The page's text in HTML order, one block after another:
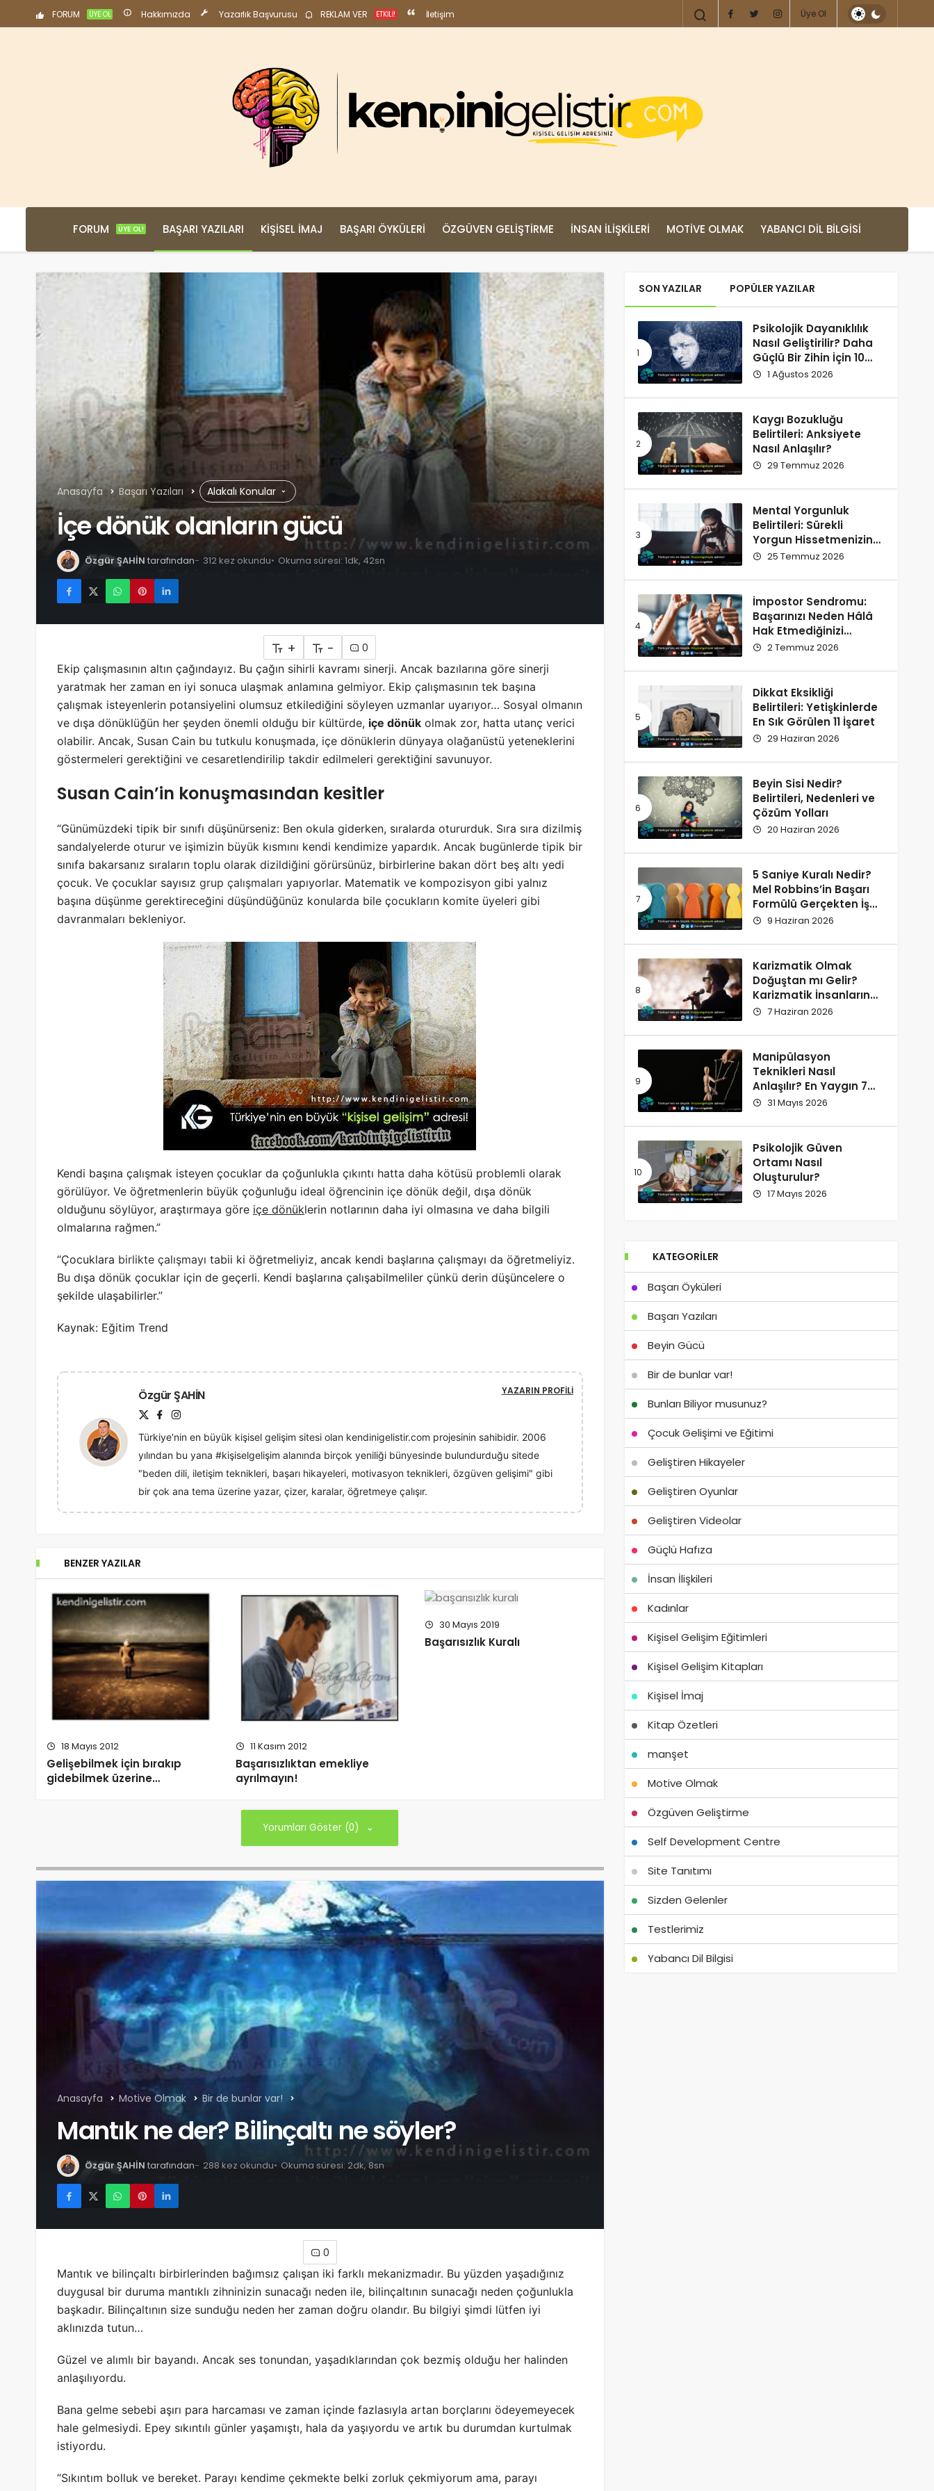
FORUM ÜYE OL Hakkımızda Yazarlık Başvurusu REKLAM VER ETKILI! İletişim Üye Ol
FORUM ÜYE OL! BAŞARI YAZILARI KIŞISEL İMAJ BAŞARI ÖYKÜLERI ÖZGÜVEN GELIŞTIRME İNSAN İLIŞKILERI MOTIVE OLMAK YABANCI DIL BILGISI
Anasayfa Başarı Yazıları Alakalı Konular
İçe dönük olanların gücü
Özgür ŞAHİN tarafından 312 kez okundu Okuma süresi: 1dk, 42sn
+ -
0
Ekip çalışmasının altın çağındayız. Bu çağın sihirli kavramı sinerji. Ancak bazılarına göre sinerji
yaratmak her zaman en iyi sonuca ulaşmak anlamına gelmiyor. Ekip çalışmasının tek başına
çalışmak isteyenlerin potansiyelini olumsuz etkilediğini söyleyen uzmanlar uyarıyor… Sosyal olmanın
ve dışa dönüklüğün her şeyden önemli olduğu bir kültürde, içe dönük olmak zor, hatta utanç verici
olabilir. Ancak, Susan Cain bu tutkulu konuşmada, içe dönüklerin dünyaya olağanüstü yeteneklerini
göstermeleri gerektiğini ve cesaretlendirilip takdir edilmeleri gerektiğini savunuyor.
Susan Cain’in konuşmasından kesitler
“Günümüzdeki tipik bir sınıfı düşünürseniz: Ben okula giderken, sıralarda otururduk. Sıra sıra dizilmiş
sandalyelerde oturur ve işimizin büyük kısmını kendi kendimize yapardık. Ancak bugünlerde tipik bir
sınıfa bakarsanız sıraların toplu olarak dizildiğini görürsünüz, birbirlerine bakan dört beş altı yedi
çocuk. Ve çocuklar sayısız grup çalışmaları yapıyorlar. Matematik ve kompozisyon gibi yalnız
başına düşünme gerektireceğini düşündüğünüz konularda bile çocukların komite üyeleri gibi
davranmaları bekleniyor.
Kendi başına çalışmak isteyen çocuklar da çoğunlukla çıkıntı hatta daha kötüsü problemli olarak
görülüyor. Ve öğretmenlerin büyük çoğunluğu ideal öğrencinin içe dönük değil, dışa dönük
olduğunu söylüyor, araştırmaya göre içe dönüklerin notlarının daha iyi olmasına ve daha bilgili
olmalarına rağmen.”
“Çocuklara birlikte çalışmayı tabii ki öğretmeliyiz, ancak kendi başlarına çalışmayı da öğretmeliyiz.
Bu dışa dönük çocuklar için de geçerli. Kendi başlarına çalışabilmeliler çünkü derin düşüncelere o
şekilde ulaşabilirler.”
Kaynak: Eğitim Trend
Özgür ŞAHİN
Türkiye'nin en büyük kişisel gelişim sitesi olan kendinigelistir.com projesinin sahibidir. 2006
yılından bu yana #kişiselgelişim alanında birçok yeniliği bünyesinde bulundurduğu sitede
"beden dili, iletişim teknikleri, başarı hikayeleri, motivasyon teknikleri, özgüven gelişimi" gibi
bir çok ana tema üzerine yazar, çizer, karalar, öğretmeye çalışır.
YAZARIN PROFILI
BENZER YAZILAR
18 Mayıs 2012
Gelişebilmek için bırakıp
gidebilmek üzerine…
11 Kasım 2012
Başarısızlıktan emekliye
ayrılmayın!
30 Mayıs 2019
Başarısızlık Kuralı
Yorumları Göster (0)
Anasayfa Motive Olmak Bir de bunlar var!
Mantık ne der? Bilinçaltı ne söyler?
Özgür ŞAHİN tarafından 288 kez okundu Okuma süresi: 2dk, 8sn
0
Mantık ve bilinçaltı birbirlerinden bağımsız çalışan iki farklı mekanizmadır. Bu yüzden yaşadığınız
duygusal bir duruma mantıklı zihninizin sunacağı neden ile, bilinçaltının sunacağı neden çoğunlukla
başkadır. Bilinçaltının size sunduğu neden her zaman doğru olandır. Bu bilgiyi şimdi lütfen iyi
aklınızda tutun…
Güzel ve alımlı bir bayandı. Ancak ses tonundan, yaşadıklarından çok bezmiş olduğu her halinden
anlaşılıyordu.
Bana gelme sebebi aşırı para harcaması ve zaman içinde fazlasıyla artan borçlarını ödeyemeyecek
hale gelmesiydi. Epey sıkıntılı günler yaşamıştı, hala da yaşıyordu ve artık bu durumdan kurtulmak
istiyordu.
“Sıkıntım bolluk ve bereket. Parayı kendime çekmekte belki zorluk çekmiyorum ama, parayı
SON YAZILAR POPÜLER YAZILAR
Psikolojik Dayanıklılık
Nasıl Geliştirilir? Daha
Güçlü Bir Zihin İçin 10
Alışkanlık
1 Ağustos 2026
Kaygı Bozukluğu
Belirtileri: Anksiyete
Nasıl Anlaşılır?
29 Temmuz 2026
Mental Yorgunluk
Belirtileri: Sürekli
Yorgun Hissetmenizin
12 Olası Nedeni
25 Temmuz 2026
İmpostor Sendromu:
Başarınızı Neden Hâlâ
Hak Etmediğinizi
Düşünüyorsunuz?
2 Temmuz 2026
Dikkat Eksikliği
Belirtileri: Yetişkinlerde
En Sık Görülen 11 İşaret
29 Haziran 2026
Beyin Sisi Nedir?
Belirtileri, Nedenleri ve
Çözüm Yolları
20 Haziran 2026
5 Saniye Kuralı Nedir?
Mel Robbins’in Başarı
Formülü Gerçekten İşe
Yarıyor
9 Haziran 2026
Karizmatik Olmak
Doğuştan mı Gelir?
Karizmatik İnsanların
Ortak Özellikleri
7 Haziran 2026
Manipülasyon
Teknikleri Nasıl
Anlaşılır? En Yaygın 7
İşaret
31 Mayıs 2026
Psikolojik Güven
Ortamı Nasıl
Oluşturulur?
17 Mayıs 2026
KATEGORILER
Başarı Öyküleri
Başarı Yazıları
Beyin Gücü
Bir de bunlar var!
Bunları Biliyor musunuz?
Çocuk Gelişimi ve Eğitimi
Geliştiren Hikayeler
Geliştiren Oyunlar
Geliştiren Videolar
Güçlü Hafıza
İnsan İlişkileri
Kadınlar
Kişisel Gelişim Eğitimleri
Kişisel Gelişim Kitapları
Kişisel İmaj
Kitap Özetleri
manşet
Motive Olmak
Özgüven Geliştirme
Self Development Centre
Site Tanıtımı
Sizden Gelenler
Testlerimiz
Yabancı Dil Bilgisi